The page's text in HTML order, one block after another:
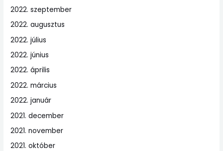
2022. szeptember
2022. augusztus
2022. július
2022. június
2022. április
2022. március
2022. január
2021. december
2021. november
2021. október